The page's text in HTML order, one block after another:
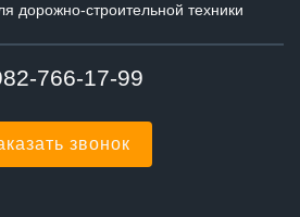
дорожно-строительной техники
766-17-99
звонок